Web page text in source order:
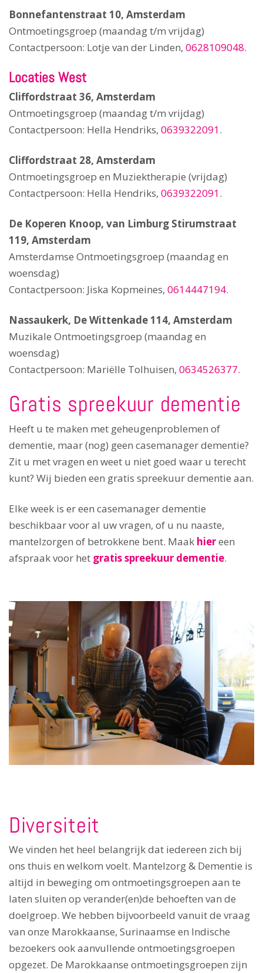
Bonnefantenstraat 10, Amsterdam
Ontmoetingsgroep (maandag t/m vrijdag)
Contactpersoon: Lotje van der Linden, 0628109048.
Locaties West
Cliffordstraat 36, Amsterdam
Ontmoetingsgroep (maandag t/m vrijdag)
Contactpersoon: Hella Hendriks, 0639322091.
Cliffordstraat 28, Amsterdam
Ontmoetingsgroep en Muziektherapie (vrijdag)
Contactpersoon: Hella Hendriks, 0639322091.
De Koperen Knoop, van Limburg Stirumstraat
119, Amsterdam
Amsterdamse Ontmoetingsgroep (maandag en
woensdag)
Contactpersoon: Jiska Kopmeines, 0614447194.
Nassaukerk, De Wittenkade 114, Amsterdam
Muzikale Ontmoetingsgroep (maandag en
woensdag)
Contactpersoon: Mariëlle Tolhuisen, 0634526377.
Gratis spreekuur dementie
Heeft u te maken met geheugenproblemen of
dementie, maar (nog) geen casemanager dementie?
Zit u met vragen en weet u niet goed waar u terecht
kunt? Wij bieden een gratis spreekuur dementie aan.
Elke week is er een casemanager dementie
beschikbaar voor al uw vragen, of u nu naaste,
mantelzorgen of betrokkene bent. Maak hiereen
afspraak voor het gratis spreekuur dementie.
Diversiteit
We vinden het heel belangrijk dat iedereen zich bij
ons thuis en welkom voelt. Mantelzorg & Dementie is
altijd in beweging om ontmoetingsgroepen aan te
laten sluiten op verander(en)de behoeften van de
doelgroep. We hebben bijvoorbeeld vanuit de vraag
van onze Marokkaanse, Surinaamse en Indische
bezoekers ook aanvullende ontmoetingsgroepen
opgezet. De Marokkaanse ontmoetingsgroepen zijn